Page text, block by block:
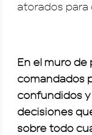
atorados para
En el muro
comandados
confundidos
decisiones
sobre todo